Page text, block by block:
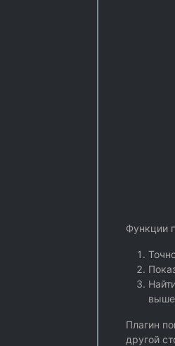
Функции
выше
Плагин
другой